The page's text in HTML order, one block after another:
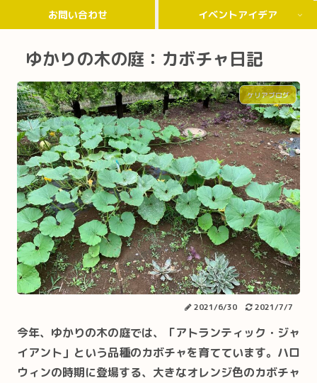
お問い合わせ イベントアイデア
ゆかりの木の庭：カボチャ日記
ケリアブログ
2021/6/30 2021/7/7
今年、ゆかりの木の庭では、「アトランティック・ジャ
イアント」という品種のカボチャを育てています。ハロ
ウィンの時期に登場する、大きなオレンジ色のカボチャ